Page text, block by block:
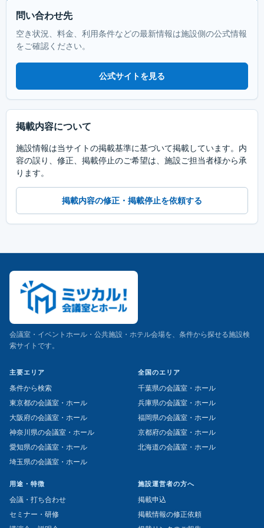
問い合わせ先
空き状況、料金、利用条件などの最新情報は施設側の公式情報
をご確認ください。
公式サイトを見る
掲載内容について
施設情報は当サイトの掲載基準に基づいて掲載しています。内
容の誤り、修正、掲載停止のご希望は、施設ご担当者様から承
ります。
掲載内容の修正・掲載停止を依頼する
会議室・イベントホール・公共施設・ホテル会場を、条件から探せる施設検
索サイトです。
主要エリア
条件から検索
東京都の会議室・ホール
大阪府の会議室・ホール
神奈川県の会議室・ホール
愛知県の会議室・ホール
埼玉県の会議室・ホール
全国のエリア
千葉県の会議室・ホール
兵庫県の会議室・ホール
福岡県の会議室・ホール
京都府の会議室・ホール
北海道の会議室・ホール
用途・特徴
会議・打ち合わせ
セミナー・研修
施設運営者の方へ
掲載申込
掲載情報の修正依頼